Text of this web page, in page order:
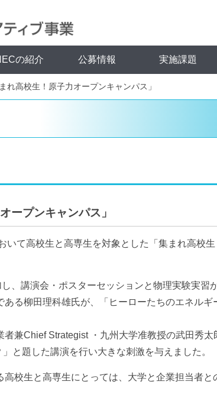
の紹介 公募情報 実施課題
れ高校生！原子力オープンキャンパス」
ープンキャンパス」
いて高校生と高専生を対象とした「集まれ高校
、講演会・ポスターセッションと物理実験実習
る柳田理科雄氏が、「ヒーローたちのエネル
兼Chief Strategist ・九州大学准教授の武田秀
と題した講演を行い大きな刺激を与えました。
校生と高専生にとっては、大学と企業担当者